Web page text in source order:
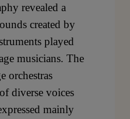
revealed a
created by
played
musicians. The
orchestras
diverse voices
mainly